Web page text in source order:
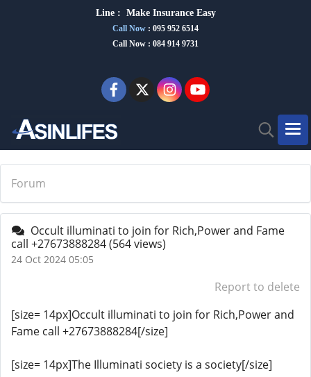
Line : Make Insurance Easy
Call Now : 095 952 6514
Call Now : 084 914 9731
Forum
Occult illuminati to join for Rich,Power and Fame
call +27673888284(564 views)
24 Oct 2024 05:05
Report to delete
[size= 14px]Occult illuminati to join for Rich,Power and
Fame call +27673888284[/size]
[size= 14px]The Illuminati society is a society[/size]